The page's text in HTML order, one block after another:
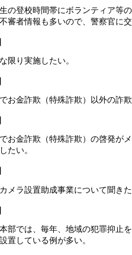
の登校時間帯にボランティア等
審者情報も多いので、警察官に
限り実施したい。
お金詐欺（特殊詐欺）以外の詐
お金詐欺（特殊詐欺）の啓発が
たい。
メラ設置助成事業について聞きた
部では、毎年、地域の犯罪抑止
置している例が多い。